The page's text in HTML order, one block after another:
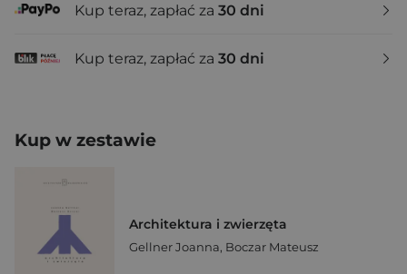
Kup teraz, zapłać za 30 dni
Kup teraz, zapłać za 30 dni
Kup w zestawie
Architektura i zwierzęta
Gellner Joanna, Boczar Mateusz